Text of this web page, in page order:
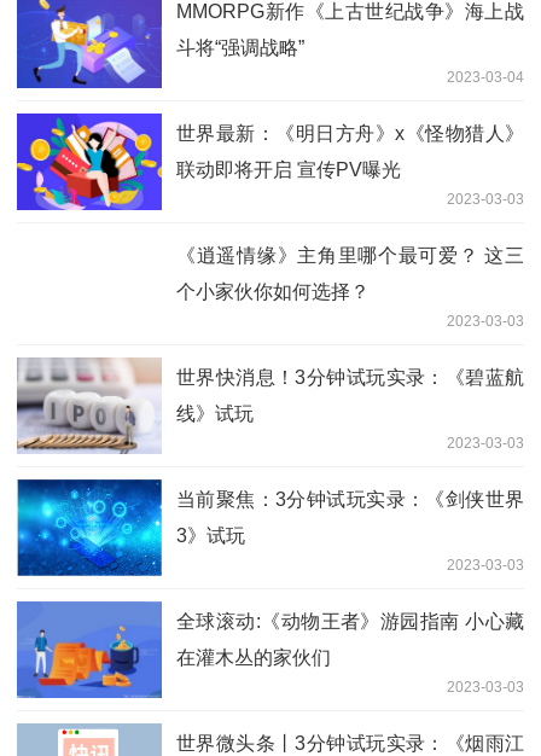
MMORPG新作《上古世纪战争》海上战
斗将“强调战略”
2023-03-04
世界最新：《明日方舟》x《怪物猎人》
联动即将开启 宣传PV曝光
2023-03-03
《逍遥情缘》主角里哪个最可爱？ 这三
个小家伙你如何选择？
2023-03-03
世界快消息！3分钟试玩实录：《碧蓝航
线》试玩
2023-03-03
当前聚焦：3分钟试玩实录：《剑侠世界
3》试玩
2023-03-03
全球滚动:《动物王者》游园指南 小心藏
在灌木丛的家伙们
2023-03-03
世界微头条丨3分钟试玩实录：《烟雨江